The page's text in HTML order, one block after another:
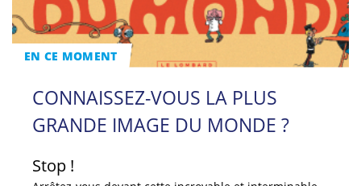
EN CE MOMENT
CONNAISSEZ-VOUS LA PLUS
GRANDE IMAGE DU MONDE ?
Stop !